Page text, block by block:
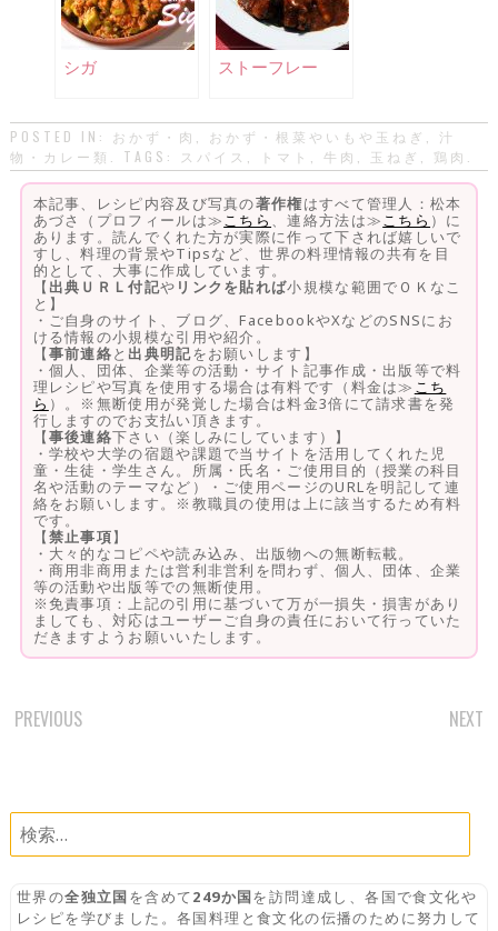
シガ ストーフレー
POSTED IN: おかず・肉 おかず・根菜やいもや玉ねぎ
汁
物・カレー類
. TAGS: スパイス トマト 牛肉 玉ねぎ 鶏肉
本記事、レシピ内容及び写真の著作権はすべて管理人：松本
あづさ（プロフィールは≫こちら 、連絡方法は≫こちら ）に
あります。読んでくれた方が実際に作って下されば嬉しいで
すし、料理の背景やTipsなど、世界の料理情報の共有を目
的として、大事に作成しています。
【 出典ＵＲＬ付記や リンクを貼れば小規模な範囲でＯＫなこ
と】
・ご自身のサイト、ブログ、FacebookやXなどのSNSにお
ける情報の小規模な引用や紹介。
【事前連絡と 出典明記をお願いします】
・個人、団体、企業等の活動・サイト記事作成・出版等で料
理レシピや写真を使用する場合は有料です（料金は≫ こち
ら ）。※無断使用が発覚した場合は料金3倍にて請求書を発
行しますのでお支払い頂きます。
【事後連絡下さい（楽しみにしています）】
・学校や大学の宿題や課題で当サイトを活用してくれた児
童・生徒・学生さん。所属・氏名・ご使用目的（授業の科目
名や活動のテーマなど）・ご使用ページのURLを明記して連
絡をお願いします。※教職員の使用は上に該当するため有料
です。
【禁止事項】
・大々的なコピペや読み込み、出版物への無断転載。
・商用非商用または営利非営利を問わず、個人、団体、企業
等の活動や出版等での無断使用。
※免責事項：上記の引用に基づいて万が一損失・損害があり
ましても、対応はユーザーご自身の責任において行っていた
だきますようお願いいたします。
POST
PREVIOUS NEXT
検
索:
世界の全独立国を含めて249か国を訪問達成し、各国で食文化や
レシピを学びました。各国料理と食文化の伝播のために努力して